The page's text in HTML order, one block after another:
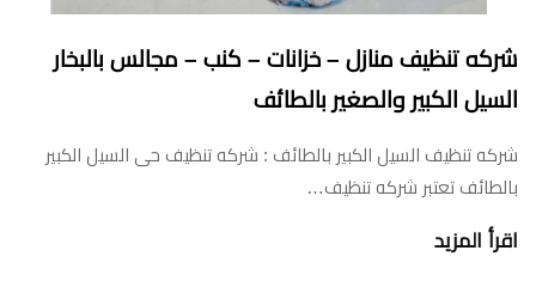
شركه تنظيف منازل – خزانات – كنب – مجالس بالبخار
السيل الكبير والصغير بالطائف
شركه تنظيف السيل الكبير بالطائف : شركه تنظيف حى السيل الكبير
بالطائف تعتبر شركه تنظيف…
اقرأ المزيد